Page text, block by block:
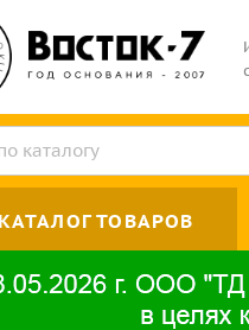
КАТАЛОГ ТОВАРОВ